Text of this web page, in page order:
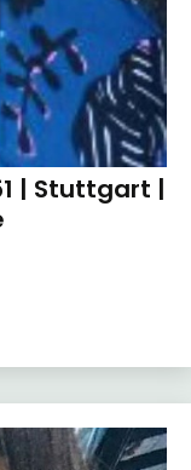
| Stuttgart |